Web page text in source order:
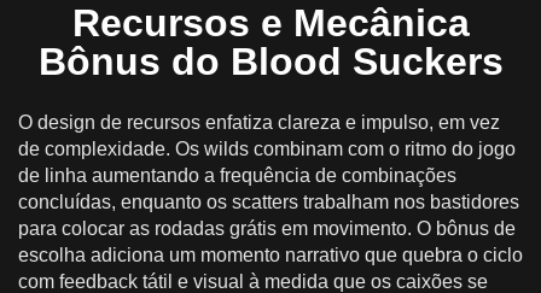
Recursos e Mecânica
Bônus do Blood Suckers
O design de recursos enfatiza clareza e impulso, em vez
de complexidade. Os wilds combinam com o ritmo do jogo
de linha aumentando a frequência de combinações
concluídas, enquanto os scatters trabalham nos bastidores
para colocar as rodadas grátis em movimento. O bônus de
escolha adiciona um momento narrativo que quebra o ciclo
com feedback tátil e visual à medida que os caixões se